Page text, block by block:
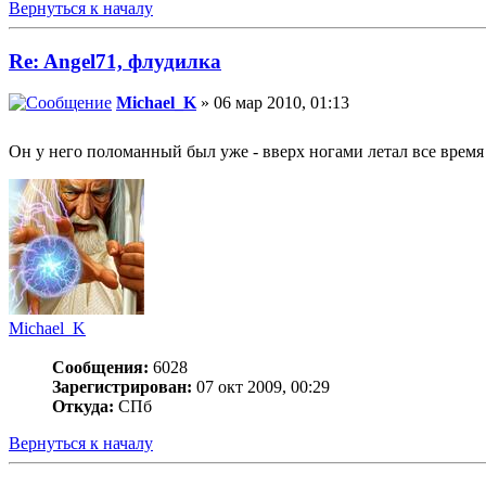
Вернуться к началу
Re: Angel71, флудилка
Michael_K » 06 мар 2010, 01:13
Он у него поломанный был уже - вверх ногами летал все
Michael_K
Сообщения: 6028
Зарегистрирован: 07 окт 2009, 00:29
Откуда: СПб
Вернуться к началу